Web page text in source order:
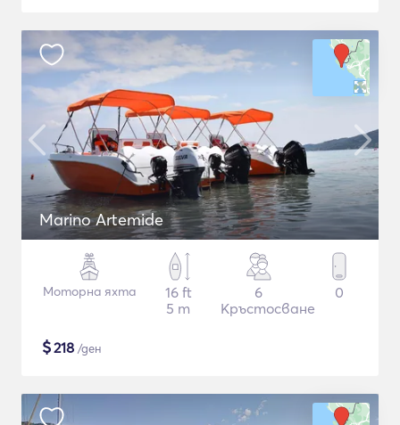
Marino Artemide
Моторна яхта
16 ft
5 m
6
Кръстосване
0
$218 /ден